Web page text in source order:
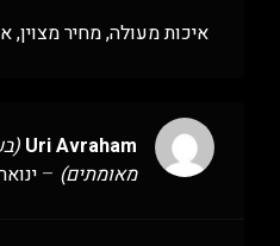
איכות מעולה, מחיר מצוין,
Uri Avraham
מאומתים) – ינואר 9, 2025